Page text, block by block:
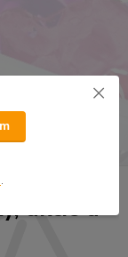
akcie a
.